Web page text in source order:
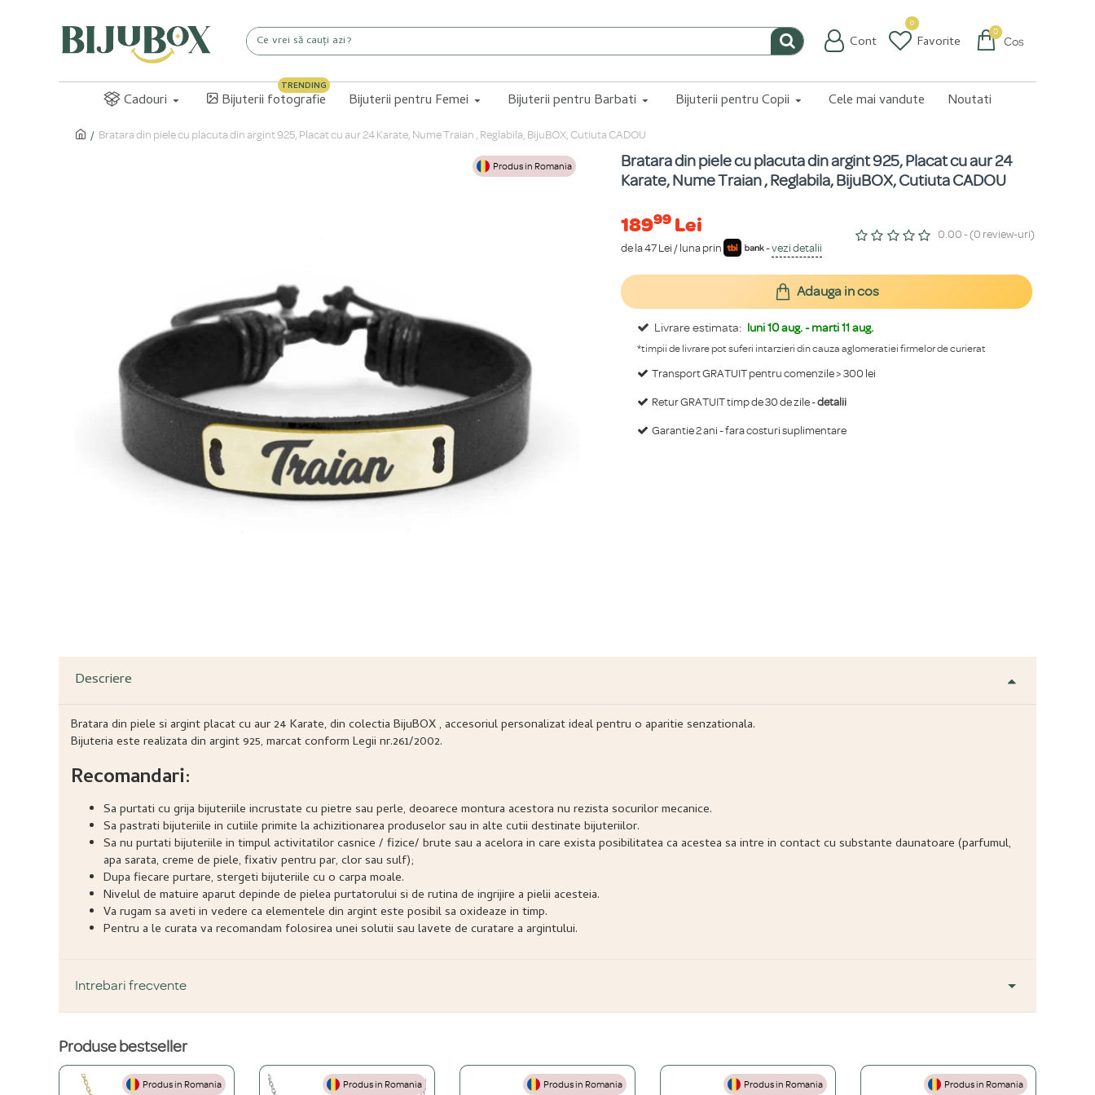
Cont Favorite
0
Coș
0
Cadouri Bijuterii fotografie
TRENDING
Bijuterii pentru Femei Bijuterii pentru Barbati Bijuterii pentru Copii Cele mai vandute Noutati
Bratara din piele cu placuta din argint 925, Placat cu aur 24 Karate, Nume Traian , Reglabila, BijuBOX, Cutiuta CADOU
Produs in Romania
Bratara din piele cu placuta din argint 925, Placat cu aur 24
Karate, Nume Traian , Reglabila, BijuBOX, Cutiuta CADOU
18999 Lei
de la 47 Lei / luna prin -vezi detalii
0.00 - (0 review-uri)
Livrare estimata: luni 10 aug. - marti 11 aug.
*timpii de livrare pot suferi intarzieri din cauza aglomeratiei firmelor de curierat
Transport GRATUIT pentru comenzile > 300 lei
Retur GRATUIT timp de 30 de zile -detalii
Garantie 2 ani - fara costuri suplimentare
Adauga in cos
Descriere
Bratara din piele si argint placat cu aur 24 Karate, din colectia BijuBOX , accesoriul personalizat ideal pentru o aparitie senzationala.
Bijuteria este realizata din argint 925, marcat conform Legii nr.261/2002.
Recomandari:
Sa purtati cu grija bijuteriile incrustate cu pietre sau perle, deoarece montura acestora nu rezista socurilor mecanice.
Sa pastrati bijuteriile in cutiile primite la achizitionarea produselor sau in alte cutii destinate bijuteriilor.
Sa nu purtati bijuteriile in timpul activitatilor casnice / fizice/ brute sau a acelora in care exista posibilitatea ca acestea sa intre in contact cu substante daunatoare (parfumul,
apa sarata, creme de piele, fixativ pentru par, clor sau sulf);
Dupa fiecare purtare, stergeti bijuteriile cu o carpa moale.
Nivelul de matuire aparut depinde de pielea purtatorului si de rutina de ingrijire a pielii acesteia.
Va rugam sa aveti in vedere ca elementele din argint este posibil sa oxideaze in timp.
Pentru a le curata va recomandam folosirea unei solutii sau lavete de curatare a argintului.
Intrebari frecvente
DESPRE PRODUS ȘI MATERIALE
Din ce materiale sunt fabricate bijuteriile voastre? +
Produse bestseller
Produs in Romania Produs in Romania Produs in Romania Produs in Romania Produs in Romania